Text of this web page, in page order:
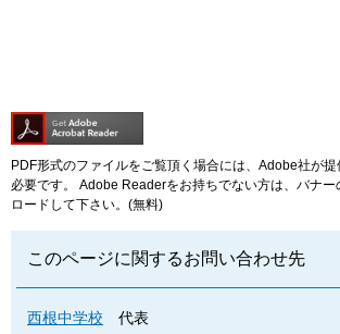
PDF形式のファイルをご覧頂く場合には、Adobe社が
必要です。
Adobe Readerをお持ちでない方は、バナー
ロードして下さい。(無料)
このページに関するお問い合わせ先
西根中学校
代表